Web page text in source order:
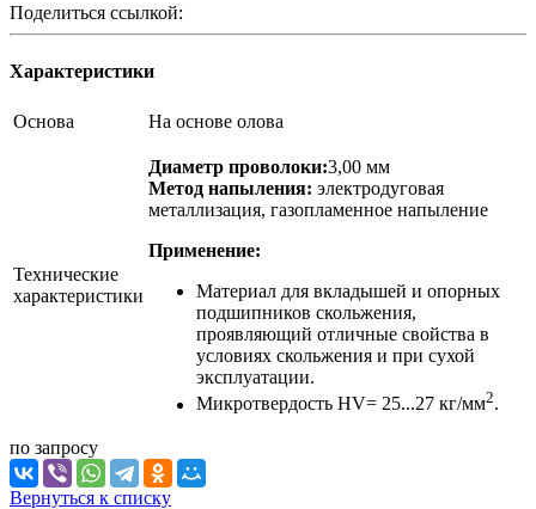
Поделиться ссылкой:
Характеристики
Основа На основе олова
Технические
характеристики
Диаметр проволоки:3,00 мм
Метод напыления: электродуговая
металлизация, газопламенное напыление
Применение:
Материал для вкладышей и опорных
подшипников скольжения,
проявляющий отличные свойства в
условиях скольжения и при сухой
эксплуатации.
Микротвердость HV= 25...27 кг/мм2.
по запросу
Вернуться к списку